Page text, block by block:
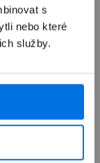
s
nebo které
služby.